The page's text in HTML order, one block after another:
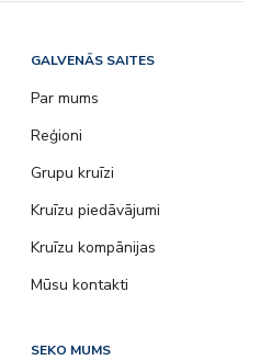
GALVENĀS SAITES
Par mums
Reģioni
Grupu kruīzi
Kruīzu piedāvājumi
Kruīzu kompānijas
Mūsu kontakti
SEKO MUMS